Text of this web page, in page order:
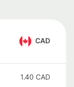
CAD
1.40 CAD